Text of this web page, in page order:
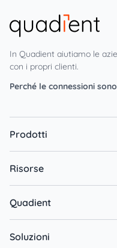
In Quadient aiutiamo le
con i propri clienti.
Perché le connessioni
Prodotti
Risorse
Quadient
Soluzioni